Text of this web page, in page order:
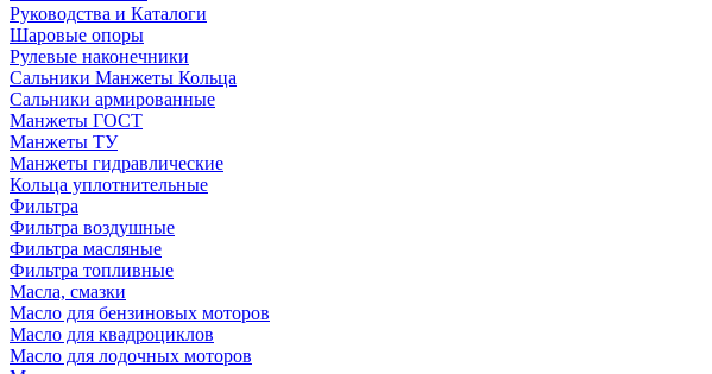
Руководства и Каталоги
Шаровые опоры
Рулевые наконечники
Сальники Манжеты Кольца
Сальники армированные
Манжеты ГОСТ
Манжеты ТУ
Манжеты гидравлические
Кольца уплотнительные
Фильтра
Фильтра воздушные
Фильтра масляные
Фильтра топливные
Масла, смазки
Масло для бензиновых моторов
Масло для квадроциклов
Масло для лодочных моторов